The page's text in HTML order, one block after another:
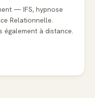
— IFS, hypnose
Relationnelle.
également à distance.